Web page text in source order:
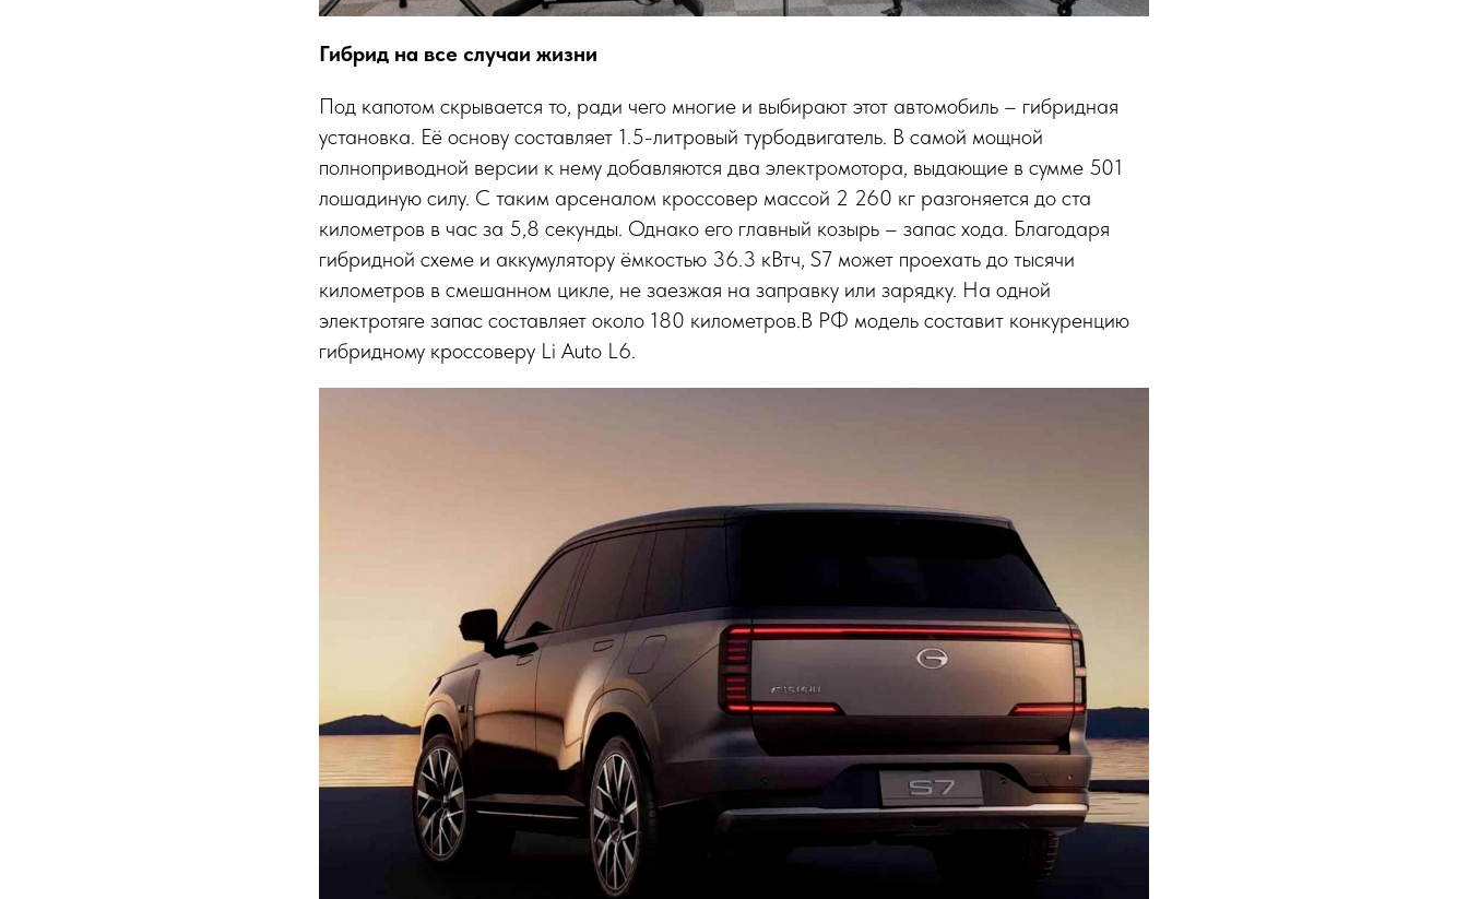
Гибрид на все случаи жизни
Под капотом скрывается то, ради чего многие и выбирают этот автомобиль – гибридная
установка. Её основу составляет 1.5-литровый турбодвигатель. В самой мощной
полноприводной версии к нему добавляются два электромотора, выдающие в сумме 501
лошадиную силу. С таким арсеналом кроссовер массой 2 260 кг разгоняется до ста
километров в час за 5,8 секунды. Однако его главный козырь – запас хода. Благодаря
гибридной схеме и аккумулятору ёмкостью 36.3 кВтч, S7 может проехать до тысячи
километров в смешанном цикле, не заезжая на заправку или зарядку. На одной
электротяге запас составляет около 180 километров.В РФ модель составит конкуренцию
гибридному кроссоверу Li Auto L6.